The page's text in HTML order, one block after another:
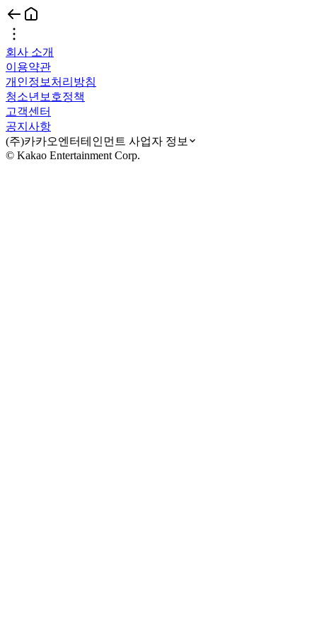
회사 소개
이용약관
개인정보처리방침
청소년보호정책
고객센터
공지사항
(주)카카오엔터테인먼트 사업자 정보
© Kakao Entertainment Corp.